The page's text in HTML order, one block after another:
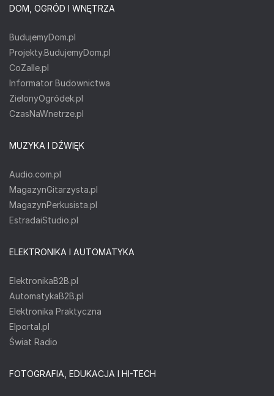
DOM, OGRÓD I WNĘTRZA
BudujemyDom.pl
Projekty.BudujemyDom.pl
CoZaIle.pl
Informator Budownictwa
ZielonyOgródek.pl
CzasNaWnetrze.pl
MUZYKA I DŹWIĘK
Audio.com.pl
MagazynGitarzysta.pl
MagazynPerkusista.pl
EstradaiStudio.pl
ELEKTRONIKA I AUTOMATYKA
ElektronikaB2B.pl
AutomatykaB2B.pl
Elektronika Praktyczna
Elportal.pl
Świat Radio
FOTOGRAFIA, EDUKACJA I HI-TECH